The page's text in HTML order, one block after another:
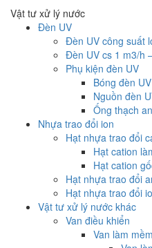
Vật tư xử lý nước
Đèn UV
Đèn UV công suất
Đèn UV cs 1 m3/h
Phụ kiện đèn UV
Bóng đèn UV
Nguồn đèn
Ống thạch
Nhựa trao đổi ion
Hạt nhựa trao đổi
Hạt cation
Hạt cation
Hạt nhựa trao đổi
Hạt nhựa trao đổi
Vật tư xử lý nước khác
Van điều khiển
Van làm